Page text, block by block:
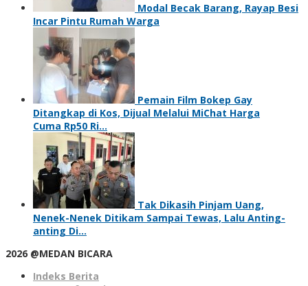
Modal Becak Barang, Rayap Besi
Incar Pintu Rumah Warga
Pemain Film Bokep Gay
Ditangkap di Kos, Dijual Melalui MiChat Harga
Cuma Rp50 Ri…
Tak Dikasih Pinjam Uang,
Nenek-Nenek Ditikam Sampai Tewas, Lalu Anting-
anting Di…
2026 @MEDAN BICARA
Indeks Berita